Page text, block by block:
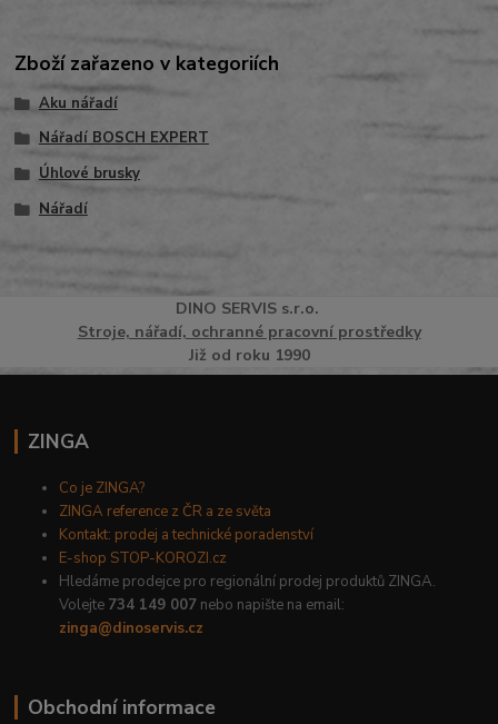
Zboží zařazeno v kategoriích
Aku nářadí
Nářadí BOSCH EXPERT
Úhlové brusky
Nářadí
DINO SERVISs.r.o.
Stroje, nářadí, ochranné pracovní prostředky
Již od roku 1990
ZINGA
Co je ZINGA?
ZINGA reference z ČR a ze světa
Kontakt: prodej a technické poradenství
E-shop STOP-KOROZI.cz
Hledáme prodejce pro regionální prodej produktů ZINGA.
Volejte 734 149 007 nebo napište na email:
zinga@dinoservis.cz
Obchodní informace